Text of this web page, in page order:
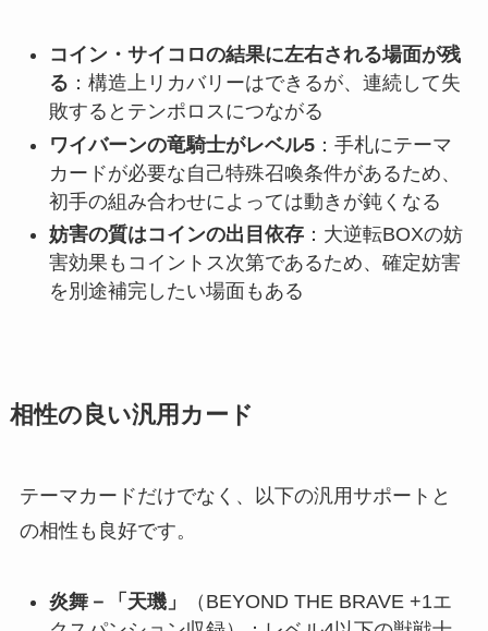
コイン・サイコロの結果に左右される場面が残
る ：構造上リカバリーはできるが、連続して失
敗するとテンポロスにつながる
ワイバーンの竜騎士がレベル5：手札にテーマ
カードが必要な自己特殊召喚条件があるため、
初手の組み合わせによっては動きが鈍くなる
妨害の質はコインの出目依存：大逆転BOXの妨
害効果もコイントス次第であるため、確定妨害
を別途補完したい場面もある
相性の良い汎用カード
テーマカードだけでなく、以下の汎用サポートと
の相性も良好です。
炎舞－「天璣」
（BEYOND THE BRAVE +1エ